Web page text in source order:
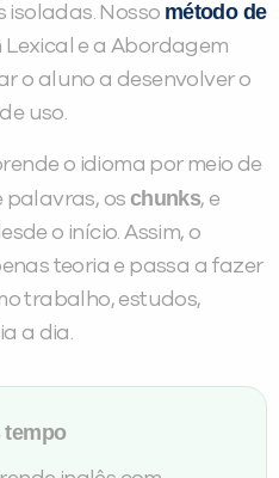
Nosso método de
e a Abordagem
o aluno a desenvolver o
uso.
o idioma por meio de
palavras, os chunks, e
o início. Assim, o
teoria e passa a fazer
trabalho, estudos,
a dia.
tempo